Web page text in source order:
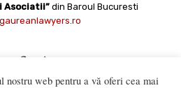
Asociatii” din Baroul Bucuresti
nostru web pentru a vă oferi cea mai